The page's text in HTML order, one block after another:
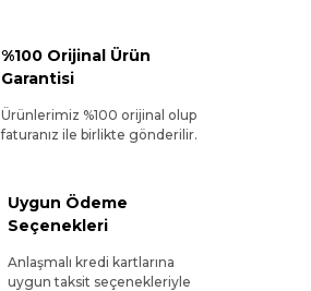
%100 Orijinal Ürün
Garantisi
Ürünlerimiz %100 orijinal olup
faturanız ile birlikte gönderilir.
Uygun Ödeme
Seçenekleri
Anlaşmalı kredi kartlarına
uygun taksit seçenekleriyle